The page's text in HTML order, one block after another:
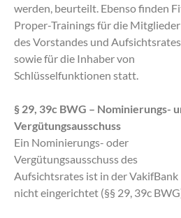
werden, beurteilt. Ebenso finden
Proper-Trainings für die Mitglieder
des Vorstandes und Aufsichtsrates
sowie für die Inhaber von
Schlüsselfunktionen statt.
§ 29, 39c BWG – Nominierungs-
Vergütungsausschuss
Ein Nominierungs- oder
Vergütungsausschuss des
Aufsichtsrates ist in der VakifBank
nicht eingerichtet (§§ 29, 39c